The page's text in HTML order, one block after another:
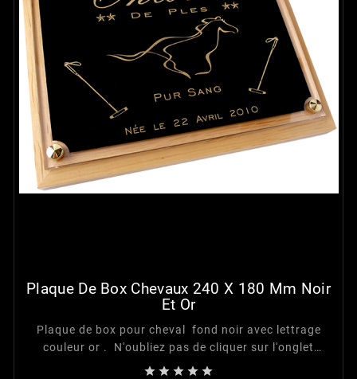
Plaque De Box Chevaux 240 X 180 Mm Noir
Et Or
Plaque de box pour cheval fond noir avec lettrage
couleur or . N'oubliez pas de cliquer sur l'onglet
"personnalisation" avant d'ajouter l'article au panier.
    